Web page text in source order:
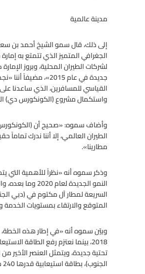
مدينة عالمية
إلى ذلك، قال سمو الشيخ أحمد بن
الجغرافي المتميز الذي تتمتع به
لشركات الطيران المحلية، وبروز
جديدة في عام
القياسي للمسافرين، الذي ساعدنا
واستكمال مشروع (الكونكورس دي)
وأضاف سموه: «صحيح أن
الطيران العالمي، إلا أننا ندرك
مطارينا».
وذكر سموه أنه «نظراً للأهمية التي
النمو
السريعة لمطار آل مكتوم في (دبي
المتوقع والارتقاء بمستويات
تحتية جديدة، ويتمثل العنصر
الجنوب)، بطاقة استيعابية قدرها 240 مليون مسافر، و16 مليون طن من الشحن».